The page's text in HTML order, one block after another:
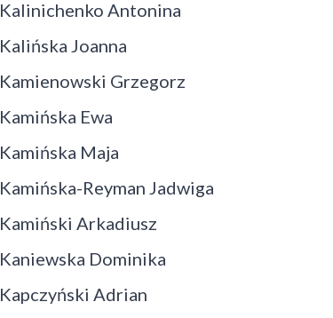
Kalinichenko Antonina
Kalińska Joanna
Kamienowski Grzegorz
Kamińska Ewa
Kamińska Maja
Kamińska-Reyman Jadwiga
Kamiński Arkadiusz
Kaniewska Dominika
Kapczyński Adrian